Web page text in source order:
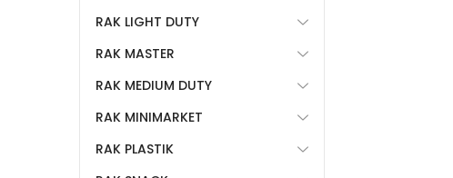
RAK LIGHT DUTY
RAK MASTER
RAK MEDIUM DUTY
RAK MINIMARKET
RAK PLASTIK